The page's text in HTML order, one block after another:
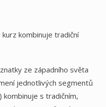
kombinuje tradiční
ze západního světa
jednotlivých segmentů
s tradičním,